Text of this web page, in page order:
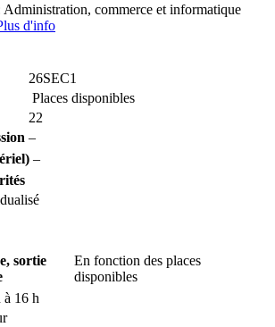
Administration, commerce et informatique
d'info
26SEC1
Places disponibles
22
–
–
sortie
En fonction des places
disponibles
à 16 h